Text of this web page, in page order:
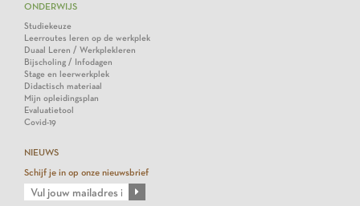
ONDERWIJS
Studiekeuze
Leerroutes leren op de werkplek
Duaal Leren / Werkplekleren
Bijscholing / Infodagen
Stage en leerwerkplek
Didactisch materiaal
Mijn opleidingsplan
Evaluatietool
Covid-19
NIEUWS
Schijf je in op onze nieuwsbrief